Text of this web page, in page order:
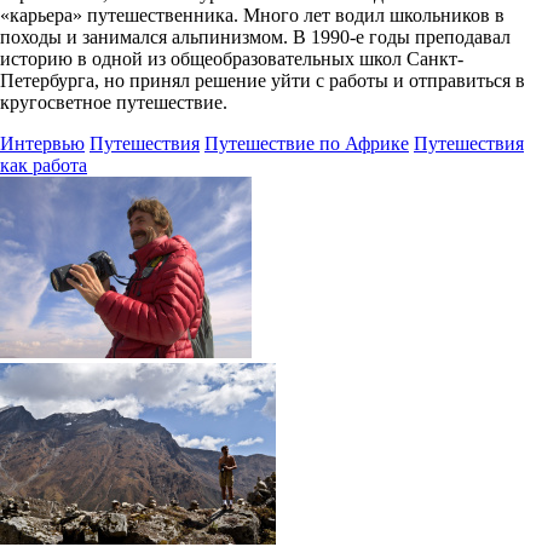
«карьера» путешественника. Много лет водил школьников в
походы и занимался альпинизмом. В 1990-е годы преподавал
историю в одной из общеобразовательных школ Санкт-
Петербурга, но принял решение уйти с работы и отправиться в
кругосветное путешествие.
Интервью Путешествия Путешествие по Африке Путешествия
как работа